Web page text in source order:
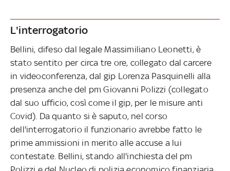
L'interrogatorio
Bellini, difeso dal legale Massimiliano Leonetti, è
stato sentito per circa tre ore, collegato dal carcere
in videoconferenza, dal gip Lorenza Pasquinelli alla
presenza anche del pm Giovanni Polizzi (collegato
dal suo ufficio, così come il gip, per le misure anti
Covid). Da quanto si è saputo, nel corso
dell'interrogatorio il funzionario avrebbe fatto le
prime ammissioni in merito alle accuse a lui
contestate. Bellini, stando all'inchiesta del pm